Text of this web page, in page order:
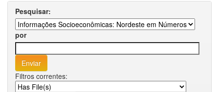
Pesquisar:
por
Filtros correntes: